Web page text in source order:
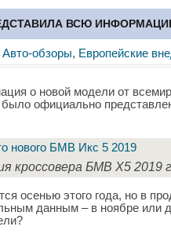
ВСЮ
Авто-обзоры, Европейские
о новой модели от
официально
кроссовера БМВ X5 2019
осенью этого года, но в
данным – в ноябре или